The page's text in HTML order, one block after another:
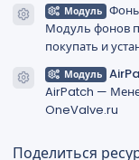
Иконка ресурса
Модуль
Модуль фонов
покупать и
Иконка ресурса
Модуль
AirPatch —
OneValve.ru
Поделиться